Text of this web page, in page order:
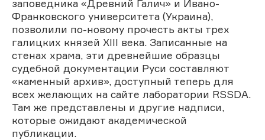
заповедника «Древний Галич» и Ивано-
Франковского университета (Украина),
позволили по-новому прочесть акты трех
галицких князей XIII века. Записанные на
стенах храма, эти древнейшие образцы
судебной документации Руси составляют
«каменный архив», доступный теперь для
всех желающих на сайте лаборатории RSSDA.
Там же представлены и другие надписи,
которые ожидают академической
публикации.